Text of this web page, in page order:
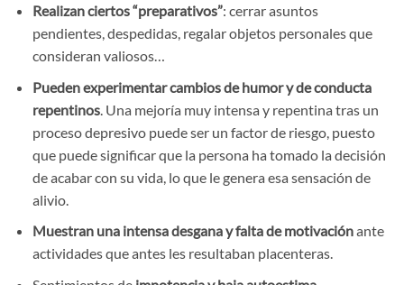
Realizan ciertos “preparativos”: cerrar asuntos
pendientes, despedidas, regalar objetos personales que
consideran valiosos…
Pueden experimentar cambios de humor y de conducta
repentinos. Una mejoría muy intensa y repentina tras un
proceso depresivo puede ser un factor de riesgo, puesto
que puede significar que la persona ha tomado la decisión
de acabar con su vida, lo que le genera esa sensación de
alivio.
Muestran una intensa desgana y falta de motivaciónante
actividades que antes les resultaban placenteras.